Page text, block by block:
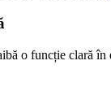
o funcție clară în